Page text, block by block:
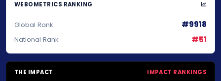
WEBOMETRICS RANKING
Global Rank #9918
National Rank #51
THE IMPACT IMPACT RANKINGS